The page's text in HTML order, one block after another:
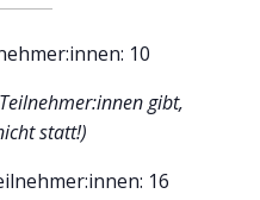
10
gibt,
statt!)
16